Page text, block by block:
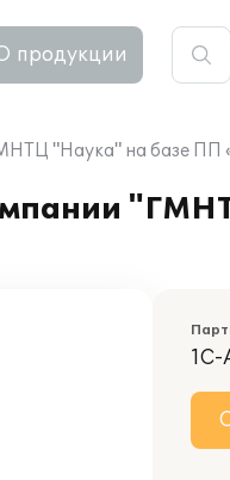
продукции
"Наука" на базе ПП
1С-